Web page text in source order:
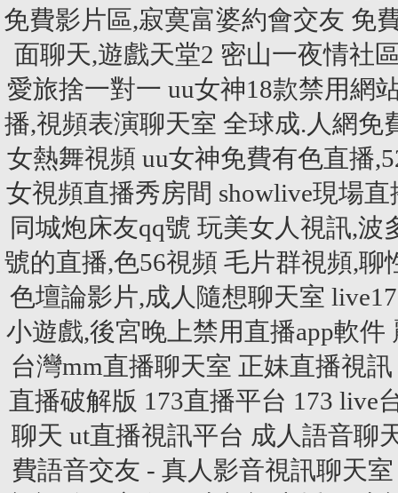
免費影片區,寂寞富婆約會交友 免
面聊天,遊戲天堂2 密山一夜情社
愛旅捨一對一 uu女神18款禁用網
播,視頻表演聊天室 全球成.人網免
女熱舞視頻 uu女神免費有色直播
女視頻直播秀房間 showlive現場
同城炮床友qq號 玩美女人視訊,波
號的直播,色56視頻 毛片群視頻,聊
色壇論影片,成人隨想聊天室
小遊戲,後宮晚上禁用直播app軟件
台灣mm直播聊天室 正妹直播視訊
直播破解版 173直播平台 173 live
聊天 ut直播視訊平台 成人語音聊
費語音交友 - 真人影音視訊聊天室